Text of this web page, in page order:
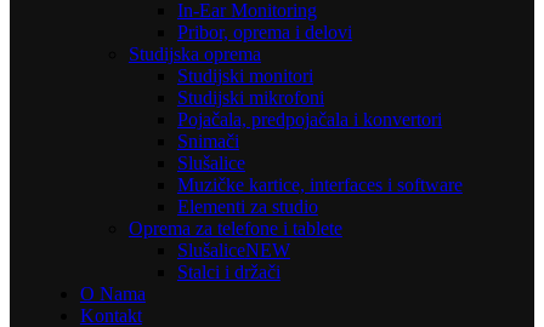
In-Ear Monitoring
Pribor, oprema i delovi
Studijska oprema
Studijski monitori
Studijski mikrofoni
Pojačala, predpojačala i konvertori
Snimači
Slušalice
Muzičke kartice, interfaces i software
Elementi za studio
Oprema za telefone i tablete
SlušaliceNEW
Stalci i držači
O Nama
Kontakt